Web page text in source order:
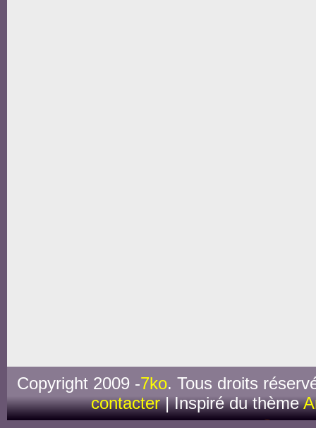
Copyright 2009 -7ko. Tous droits
contacter| Inspiré du thème